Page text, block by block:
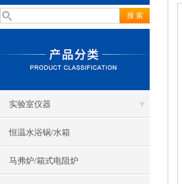
实验室仪器
恒温水浴锅/水箱
马弗炉/箱式电阻炉